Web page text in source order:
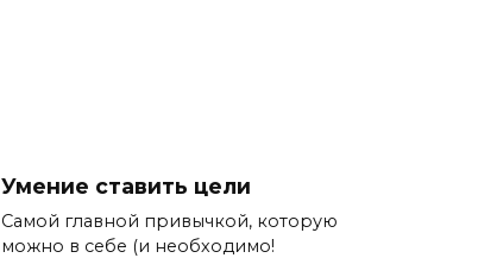
Умение ставить цели
Самой главной привычкой, которую
можно в себе (и необходимо!